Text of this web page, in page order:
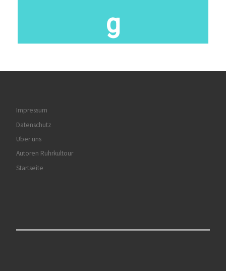
g
Impressum
Datenschutz
Über uns
Autoren Ruhrkultour
Startseite